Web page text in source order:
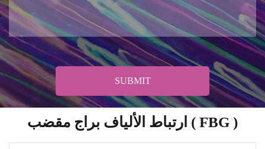
SUBMIT
ارتباط الألياف براج مقضب ( FBG )